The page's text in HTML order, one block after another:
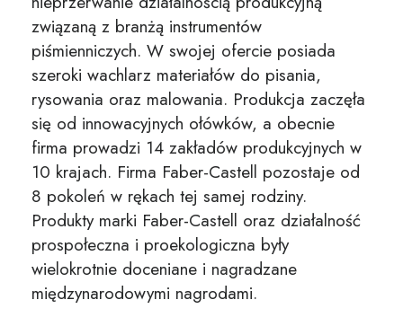
związaną z branżą instrumentów
piśmienniczych. W swojej ofercie posiada
szeroki wachlarz materiałów do pisania,
rysowania oraz malowania. Produkcja zaczęła
się od innowacyjnych ołówków, a obecnie
firma prowadzi 14 zakładów produkcyjnych w
10 krajach. Firma Faber-Castell pozostaje od
8 pokoleń w rękach tej samej rodziny.
Produkty marki Faber-Castell oraz działalność
prospołeczna i proekologiczna były
wielokrotnie doceniane i nagradzane
międzynarodowymi nagrodami.